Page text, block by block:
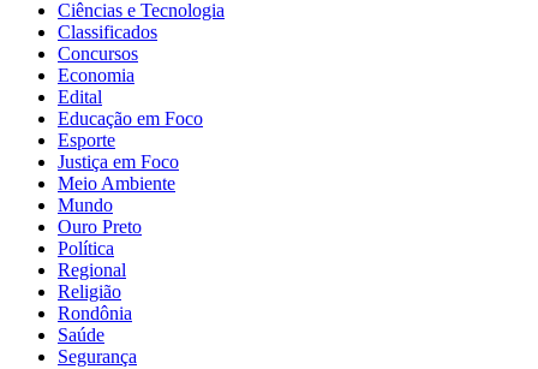
Ciências e Tecnologia
Classificados
Concursos
Economia
Edital
Educação em Foco
Esporte
Justiça em Foco
Meio Ambiente
Mundo
Ouro Preto
Política
Regional
Religião
Rondônia
Saúde
Segurança